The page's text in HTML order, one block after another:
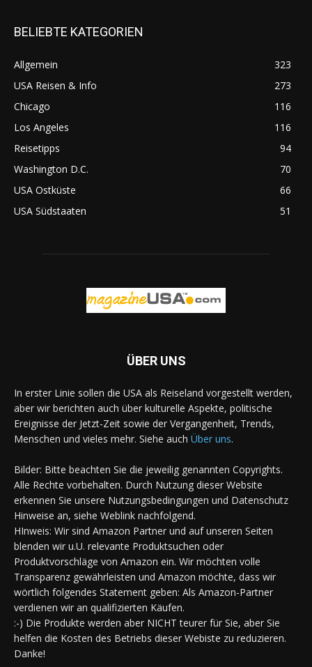
BELIEBTE KATEGORIEN
Allgemein
323
USA Reisen & Info
273
Chicago
116
Los Angeles
116
Reisetipps
94
Washington D.C.
70
USA Ostküste
66
USA Südstaaten
51
ÜBER UNS
In erster Linie sollen die USA als Reiseland vorgestellt werden,
aber wir berichten auch über kulturelle Aspekte, politische
Ereignisse der Jetzt-Zeit sowie der Vergangenheit, Trends,
Menschen und vieles mehr. Siehe auch Über uns.
Bilder: Bitte beachten Sie die jeweilig genannten Copyrights.
Alle Rechte vorbehalten. Durch Nutzung dieser Website
erkennen Sie unsere Nutzungsbedingungen und Datenschutz
Hinweise an, siehe Weblink nachfolgend.
HInweis: Wir sind Amazon Partner und auf unseren Seiten
blenden wir u.U. relevante Produktsuchen oder
Produktvorschläge von Amazon ein. Wir möchten volle
Transparenz gewährleisten und Amazon möchte, dass wir
wörtlich folgendes Statement geben: Als Amazon-Partner
verdienen wir an qualifizierten Käufen.
:-) Die Produkte werden aber NICHT teurer für Sie, aber Sie
helfen die Kosten des Betriebs dieser Webiste zu reduzieren.
Danke!